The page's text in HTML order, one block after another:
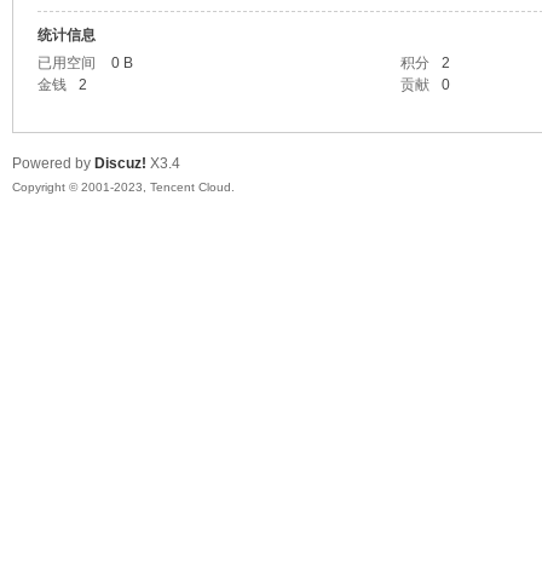
统计信息
已用空间
0 B 积分
2
金钱
2 贡献 0
Powered by Discuz! X3.4
Copyright © 2001-2023, Tencent Cloud.